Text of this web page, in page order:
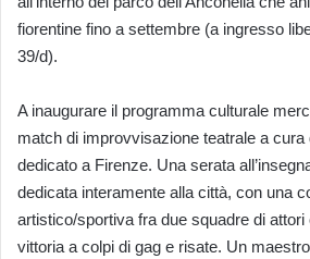
fiorentine fino a settembre (a ingresso
39/d).
A inaugurare il programma culturale
match di improvvisazione teatrale a cura
dedicato a Firenze. Una serata
dedicata interamente alla città, con una
artistico/sportiva fra due squadre di
vittoria a colpi di gag e risate. Un